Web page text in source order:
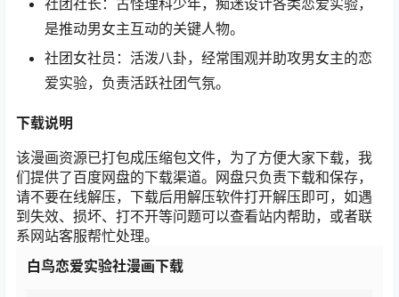
社团社长：古怪理科少年，痴迷设计各类恋爱实验，
是推动男女主互动的关键人物。
社团女社员：活泼八卦，经常围观并助攻男女主的恋
爱实验，负责活跃社团气氛。
下载说明
该漫画资源已打包成压缩包文件，为了方便大家下载，我
们提供了百度网盘的下载渠道。网盘只负责下载和保存，
请不要在线解压，下载后用解压软件打开解压即可，如遇
到失效、损坏、打不开等问题可以查看站内帮助，或者联
系网站客服帮忙处理。
白鸟恋爱实验社漫画下载